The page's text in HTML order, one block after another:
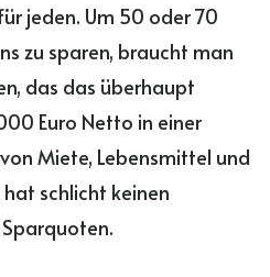
jeden. Um 50 oder 70
zu sparen, braucht man
das das überhaupt
Euro Netto in einer
Miete, Lebensmittel und
schlicht keinen